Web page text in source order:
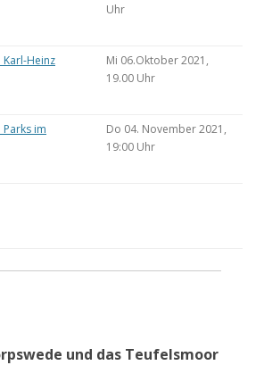
Uhr
Heinz
Mi 06.Oktober 2021,
19.00 Uhr
im
Do 04. November 2021,
19:00 Uhr
und das Teufelsmoor